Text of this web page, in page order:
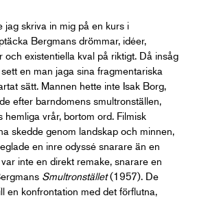
jag skriva in mig på en kurs i
Bergmans drömmar, idéer,
och existentiella kval på riktigt. Då insåg
en man jaga sina fragmentariska
sätt. Mannen hette inte Isak Borg,
efter barndomens smultronställen,
vrår, bortom ord. Filmisk
skedde genom landskap och minnen,
en inre odyssé snarare än en
inte en direkt remake, snarare en
Smultronstället(1957). De
en konfrontation med det förflutna,